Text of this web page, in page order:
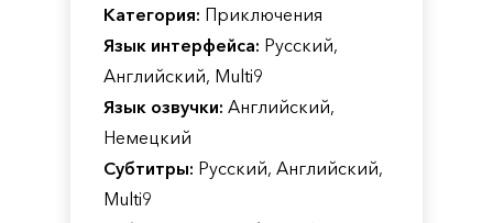
Категория: Приключения
Язык интерфейса: Русский,
Английский, Multi9
Язык озвучки: Английский,
Немецкий
Субтитры: Русский, Английский,
Multi9